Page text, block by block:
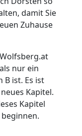
damit Sie
Zuhause
nur ein
B ist. Es ist
Kapitel.
Kapitel